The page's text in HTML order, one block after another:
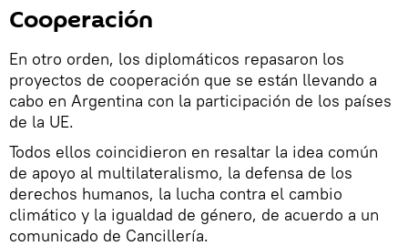
Cooperación
En otro orden, los diplomáticos repasaron los
proyectos de cooperación que se están llevando a
cabo en Argentina con la participación de los países
de la UE.
Todos ellos coincidieron en resaltar la idea común
de apoyo al multilateralismo, la defensa de los
derechos humanos, la lucha contra el cambio
climático y la igualdad de género, de acuerdo a un
comunicado de Cancillería.